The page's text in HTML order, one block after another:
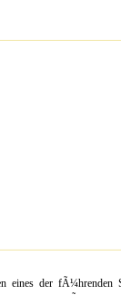
eines der fÃ¼hrenden